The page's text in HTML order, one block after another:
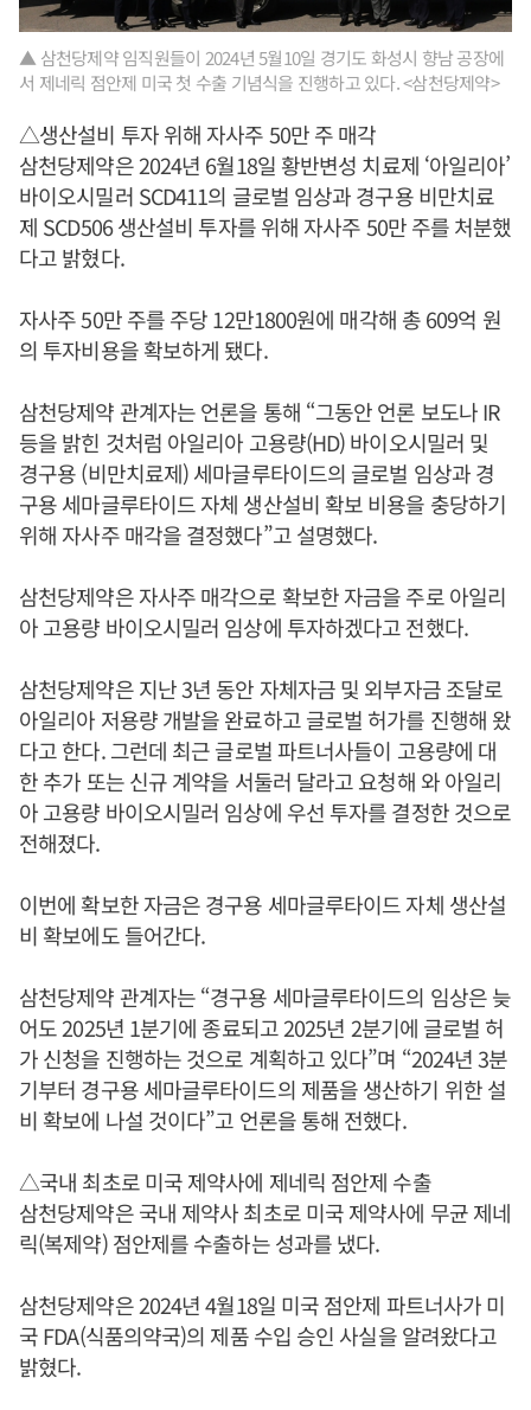
▲ 삼천당제약 임직원들이 2024년 5월10일 경기도 화성시 향남 공장에
서 제네릭 점안제 미국 첫 수출 기념식을 진행하고 있다. <삼천당제약>
△생산설비 투자 위해 자사주 50만 주 매각
삼천당제약은 2024년 6월18일 황반변성 치료제 ‘아일리아’
바이오시밀러 SCD411의 글로벌 임상과 경구용 비만치료
제 SCD506 생산설비 투자를 위해 자사주 50만 주를 처분했
다고 밝혔다.
자사주 50만 주를 주당 12만1800원에 매각해 총 609억 원
의 투자비용을 확보하게 됐다.
삼천당제약 관계자는 언론을 통해 “그동안 언론 보도나 IR
등을 밝힌 것처럼 아일리아 고용량(HD) 바이오시밀러 및
경구용 (비만치료제) 세마글루타이드의 글로벌 임상과 경
구용 세마글루타이드 자체 생산설비 확보 비용을 충당하기
위해 자사주 매각을 결정했다”고 설명했다.
삼천당제약은 자사주 매각으로 확보한 자금을 주로 아일리
아 고용량 바이오시밀러 임상에 투자하겠다고 전했다.
삼천당제약은 지난 3년 동안 자체자금 및 외부자금 조달로
아일리아 저용량 개발을 완료하고 글로벌 허가를 진행해 왔
다고 한다. 그런데 최근 글로벌 파트너사들이 고용량에 대
한 추가 또는 신규 계약을 서둘러 달라고 요청해 와 아일리
아 고용량 바이오시밀러 임상에 우선 투자를 결정한 것으로
전해졌다.
이번에 확보한 자금은 경구용 세마글루타이드 자체 생산설
비 확보에도 들어간다.
삼천당제약 관계자는 “경구용 세마글루타이드의 임상은 늦
어도 2025년 1분기에 종료되고 2025년 2분기에 글로벌 허
가 신청을 진행하는 것으로 계획하고 있다”며 “2024년 3분
기부터 경구용 세마글루타이드의 제품을 생산하기 위한 설
비 확보에 나설 것이다”고 언론을 통해 전했다.
△국내 최초로 미국 제약사에 제네릭 점안제 수출
삼천당제약은 국내 제약사 최초로 미국 제약사에 무균 제네
릭(복제약) 점안제를 수출하는 성과를 냈다.
삼천당제약은 2024년 4월18일 미국 점안제 파트너사가 미
국 FDA(식품의약국)의 제품 수입 승인 사실을 알려왔다고
밝혔다.